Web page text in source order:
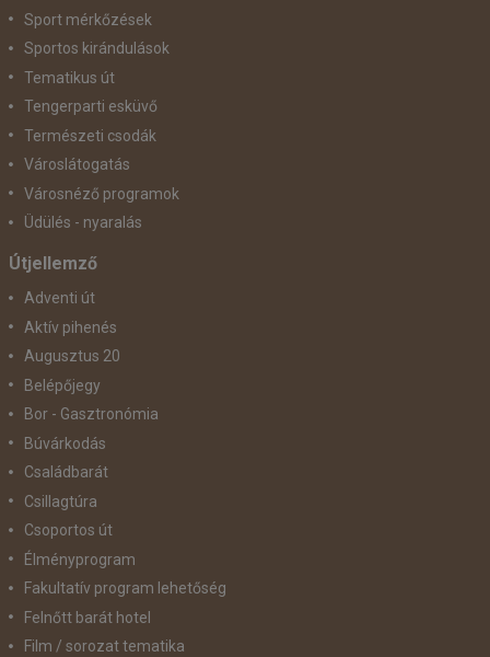
Sport mérkőzések
Sportos kirándulások
Tematikus út
Tengerparti esküvő
Természeti csodák
Városlátogatás
Városnéző programok
Üdülés - nyaralás
Útjellemző
Adventi út
Aktív pihenés
Augusztus 20
Belépőjegy
Bor - Gasztronómia
Búvárkodás
Családbarát
Csillagtúra
Csoportos út
Élményprogram
Fakultatív program lehetőség
Felnőtt barát hotel
Film / sorozat tematika